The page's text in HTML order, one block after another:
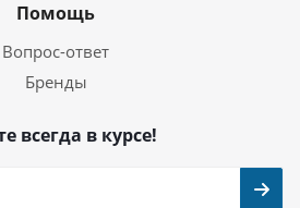
Помощь
Вопрос-ответ
Бренды
всегда в курсе!